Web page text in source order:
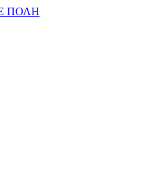
ΠΟΛΗ